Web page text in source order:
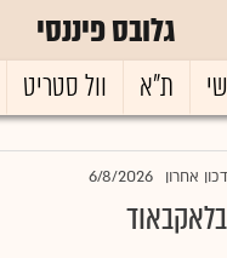
גלובס פיננסי
ת"א וול סטריט
אחרון 6/8/2026